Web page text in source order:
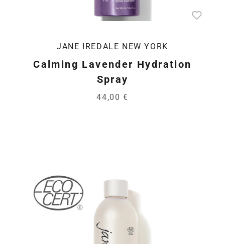
JANE IREDALE NEW YORK
Calming Lavender Hydration
Spray
44,00 €